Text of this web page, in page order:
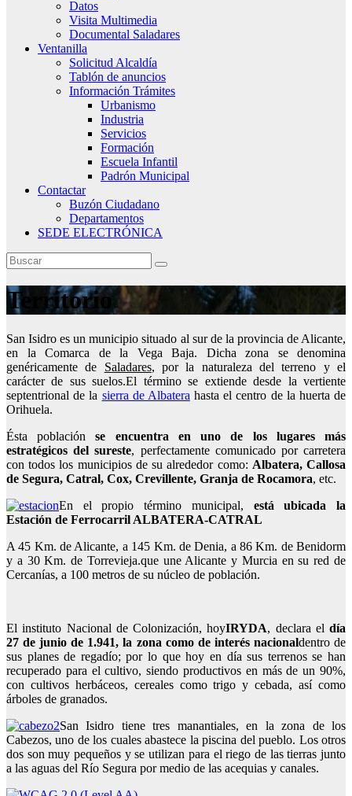
Datos
Visita Multimedia
Documental Saladares
Ventanilla
Solicitud Alcaldía
Tablón de anuncios
Información Trámites
Urbanismo
Industria
Servicios
Formación
Escuela Infantil
Padrón Municipal
Contactar
Buzón Ciudadano
Departamentos
SEDE ELECTRÓNICA
Territorio
San Isidro es un municipio situado al sur de la provincia de Alicante,
en la Comarca de la Vega Baja. Dicha zona se denomina
genéricamente de Saladares, por la naturaleza del terreno y el
carácter de sus suelos.El término se extiende desde la vertiente
septentrional de la sierra de Albatera hasta el centro de la huerta de
Orihuela.
Ésta poblaciónse encuentra en uno de los lugares más
estratégicos del sureste, perfectamente comunicado por carretera
con todos los municipios de su alrededor como: Albatera, Callosa
de Segura, Catral, Cox, Crevillente, Granja de Rocamora, etc.
En el propio término municipal, está ubicada la
Estación de Ferrocarril ALBATERA-CATRAL
A 45 Km. de Alicante, a 145 Km. de Denia, a 86 Km. de Benidorm
y a 30 Km. de Torrevieja.que une Alicante y Murcia en su red de
Cercanías, a 100 metros de su núcleo de población.
El instituto Nacional de Colonización, hoyIRYDA, declara el día
27 de junio de 1.941, la zona como de interés nacionaldentro de
sus planes de regadío; por lo que hoy en día sus terrenos se han
recuperado para el cultivo, siendo productivos en más de un 90%,
con cultivos herbáceos, cereales como trigo y cebada, así como
árboles de granados.
San Isidro tiene tres manantiales, en la zona de los
Cabezos, uno de los cuales abastece la piscina del pueblo. Los otros
dos son muy pequeños y se utilizan para el riego de las tierras junto
a las aguas del Río Segura por medio de las acequias y canales.